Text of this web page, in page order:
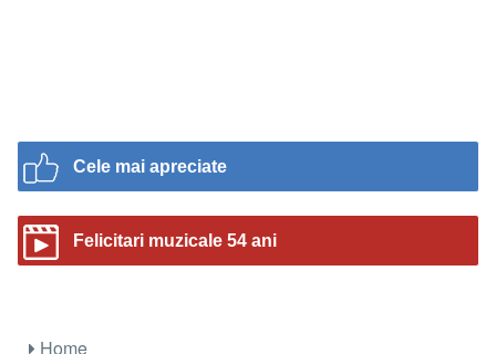
Cele mai apreciate
Felicitari muzicale 54 ani
Home